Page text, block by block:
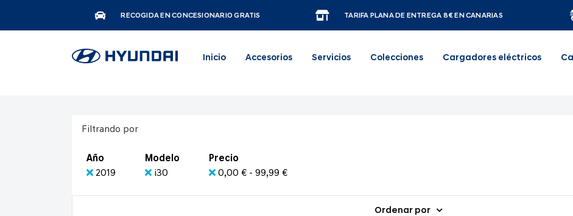
RECOGIDA EN CONCESIONARIO GRATIS TARIFA PLANA DE ENTREGA 8€ EN CANARIAS
Inicio Accesorios Servicios Colecciones Cargadores eléctricos
Filtrando por
Año
2019
Modelo
i30
Precio
0,00 € - 99,99 €
Ordenar por